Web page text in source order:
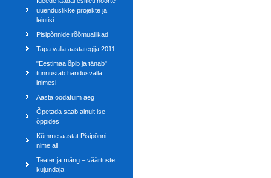
uuenduslikke projekte ja
leiutisi
Pisipõnnide rõõmuallikad
Tapa valla aastategija 2011
"Eestimaa õpib ja tänab"
tunnustab haridusvalla
inimesi
Aasta oodatuim aeg
Õpetada saab ainult ise
õppides
Kümme aastat Pisipõnni
nime all
Teater ja mäng – väärtuste
kujundaja